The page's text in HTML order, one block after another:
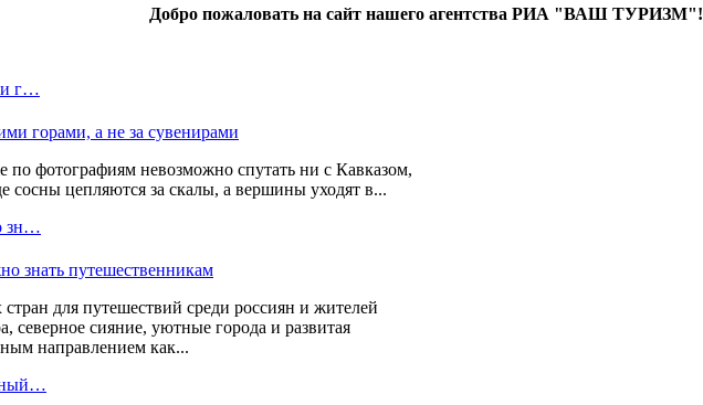
Добро пожаловать на сайт нашего агентства РИА "ВАШ ТУРИЗМ"!
г…
по фотографиям невозможно спутать ни с Кавказом,
цепляются за скалы, а вершины уходят в...
зн…
для путешествий среди россиян и жителей
сияние, уютные города и развитая
направлением как...